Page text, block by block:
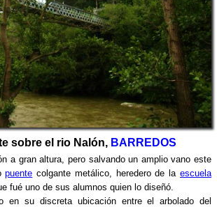
sobre el rio Nalón, BARREDOS
a gran altura, pero salvando un amplio vano este
puente colgante metálico, heredero de laescuela
fué uno de sus alumnos quien lo diseñó.
en su discreta ubicación entre el arbolado del